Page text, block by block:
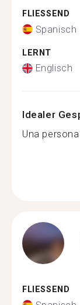
FLIESSEND
Spanisch
LERNT
Englisch
Idealer
Una
FLIESSEND